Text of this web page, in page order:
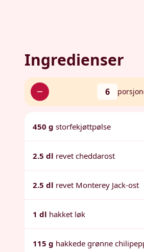
Ingredienser
6
450 g storfekjøttpølse
2.5 dl revet cheddarost
2.5 dl revet Monterey Jack-ost
1 dl hakket løk
115 g hakkede grønne